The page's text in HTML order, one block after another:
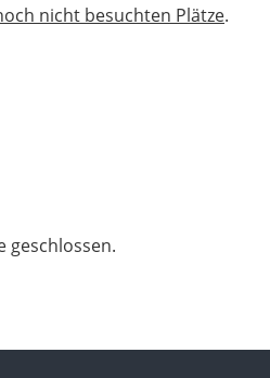
nicht besuchten Plätze.
geschlossen.